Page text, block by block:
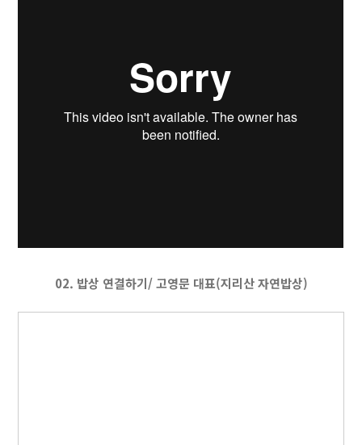
02. 밥상 연결하기/ 고영문 대표(지리산 자연밥상)